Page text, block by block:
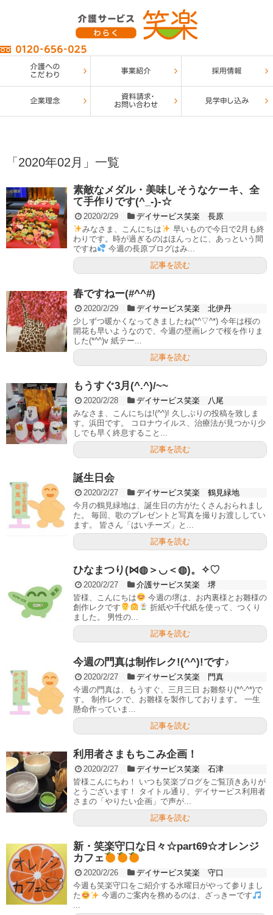
「 2020年02月 」 一覧
素敵なメダル・美味しそうなケーキ、全
て手作りです(^_-)-☆
2020/2/29
デイサービス笑楽 長原
みなさま、こんにちは
早いもので今日で2月も終
わりです。時が過ぎるのはほんっとに、あっという間
ですね
今週の長原ブログはみ...
記事を読む
春ですねー(#^^#)
2020/2/29
デイサービス笑楽 北伊丹
少しずつ暖かくなってきましたね(*^▽^*) 今年は桜の
開花も早いようなので、今週の壁画レクで桜を作りま
した(*^^)v 紙テー...
記事を読む
もうすぐ3月(^.^)/~~
2020/2/28
デイサービス笑楽 八尾
みなさま、こんにちは!(^^)! 久しぶりの投稿を致しま
す。浜田です。 コロナウイルス、治療法が見つかり少
しでも早く終息すること...
記事を読む
誕生日会
2020/2/27
デイサービス笑楽 鶴見緑地
今月の鶴見緑地は、誕生日の方がたくさんおられまし
た。 毎回、歌のプレゼントと写真を撮りお渡ししてい
ます。 皆さん「はいチーズ」と...
記事を読む
ひなまつり(⋈◍＞◡＜◍)。✧♡
2020/2/27
介護サービス笑楽 堺
皆様、こんにちは
今週の堺は、お内裏様とお雛様の
創作レクです
折紙や千代紙を使って、つくり
ました。 男性の...
記事を読む
今週の門真は制作レク!(^^)!です♪
2020/2/27
デイサービス笑楽 門真
今週の門真は、もうすぐ、三月三日 お雛祭り(*^-^*)で
す。 制作レクで、お雛様を製作しております。 一生
懸命作っていま...
記事を読む
利用者さまもちこみ企画！
2020/2/27
デイサービス笑楽 石津
皆様こんにちわ！ いつも笑楽ブログをご覧頂きありが
とうございます！ タイトル通り、デイサービス利用者
さまの「やりたい企画」で声が...
記事を読む
新・笑楽守口な日々☆part69☆オレンジ
カフェ
2020/2/26
デイサービス笑楽 守口
今週も笑楽守口をご紹介する水曜日がやって参りまし
た
今週のご案内を務めるのは、ざっきーです
...